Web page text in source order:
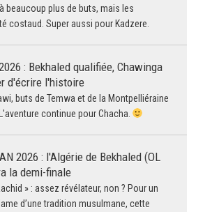
beaucoup plus de buts, mais les
costaud. Super aussi pour Kadzere.
: Bekhaled qualifiée, Chawinga
d'écrire l'histoire
buts de Temwa et de la Montpelliéraine
continue pour Chacha.
2026 : l'Algérie de Bekhaled (OL
la demi-finale
» : assez révélateur, non ? Pour un
d’une tradition musulmane, cette